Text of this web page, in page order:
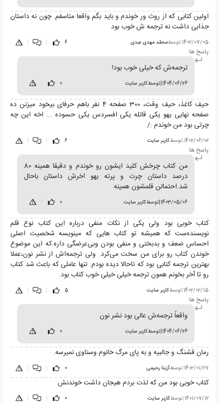
اولین کتابی که از روث ور خوندم و باید بگم واقعا متاسفم. چون نه داستان
جذابی داشت نه ترجمه ش خوب بود
1402/07/05
|توسطمحمّد مهدی عبدی 6
|
|
پاسخ ها
ترجمه‌ش که خیلی خوب بود!
1404/06/26
|توسطکاربر سایت 0
حیف کاغذ، حیف وقت، 300 صفحه 4 نفر باهم حرفای بیخود میزنن ده
صفحه نهایی یهو یکی قاتله یکی افسردس یکی حسوده ... اخه این چه
چرتی بود من خوندم :/
1402/06/02
|توسطکاربر سایت 6
|
|
پاسخ ها
من کتاب چرخش کلید ایشون رو خوندم و دقیقا همینه 80
درصد داستان چرت و پرته یهو اخرش داستان باحال
شد.احتمالن قلمشون همینه
1403/05/06
|توسطکاربر سایت 0
کتاب خوبی بود ولی یکی از نکات منفی درباره این کتاب نوع قلم
نویسنده‌ست که همیشه تو کتاب هایی که مینویسه شخصیت اصلی
احساس ضعف و بدبختی و منفی بودن وبی‌عرضگی داره.که این موضوع
خوندن کتاب رو برای من سخت می‌کرد. ولی ترجمه‌اش از نشر نون،عملا
بهترین ترجمه کتابی بود که تاحالا دیده بودم. تنها عاملی که باعث شد کتاب
رو تا آخر بخونم همون ترجمه خیلی خیلی خوب کتاب بود.
1402/02/15
|توسطکاربر سایت 5
|
|
پاسخ ها
واقعاً ترجمه‌ش عالی بود نشر نون
1404/06/26
|توسطکاربر سایت 0
رمان قشنگ و جالبیه و به پای مرگ خانوم وستاوی نمیرسه.
1402/01/27
|توسطآزیتا رحیمی 0
|
|
کتاب خوبی بود من که لذت بردم هیجان داشت خوندنش
1401/07/12
|توسطکاربر سایت 0
|
|